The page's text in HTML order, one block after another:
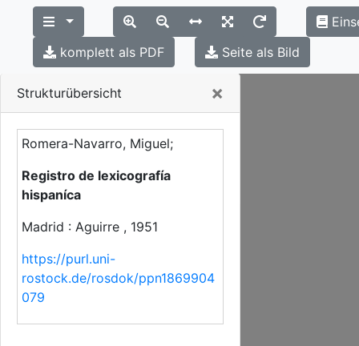
Strukturübersicht ×
Romera-Navarro, Miguel;
Registro de lexicografía
hispaníca
Madrid : Aguirre , 1951
https://purl.uni-
rostock.de/rosdok/ppn1869904
079
komplett als PDF
Seite als Bild